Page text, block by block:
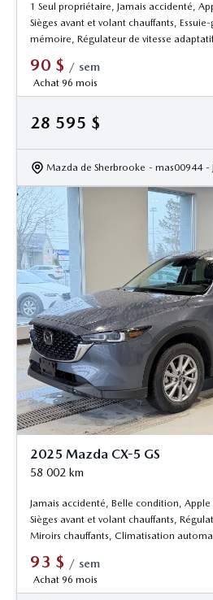
1 Seul propriétaire, Jamais accidenté,
Sièges avant et volant chauffants,
mémoire, Régulateur de vitesse
90 $ / sem
Achat 96 mois
28 595 $
Mazda de Sherbrooke - mas00944 -
2025 Mazda CX-5 GS
58 002 km
Jamais accidenté, Belle condition, Apple
Sièges avant et volant chauffants,
Miroirs chauffants, Climatisation
93 $ / sem
Achat 96 mois